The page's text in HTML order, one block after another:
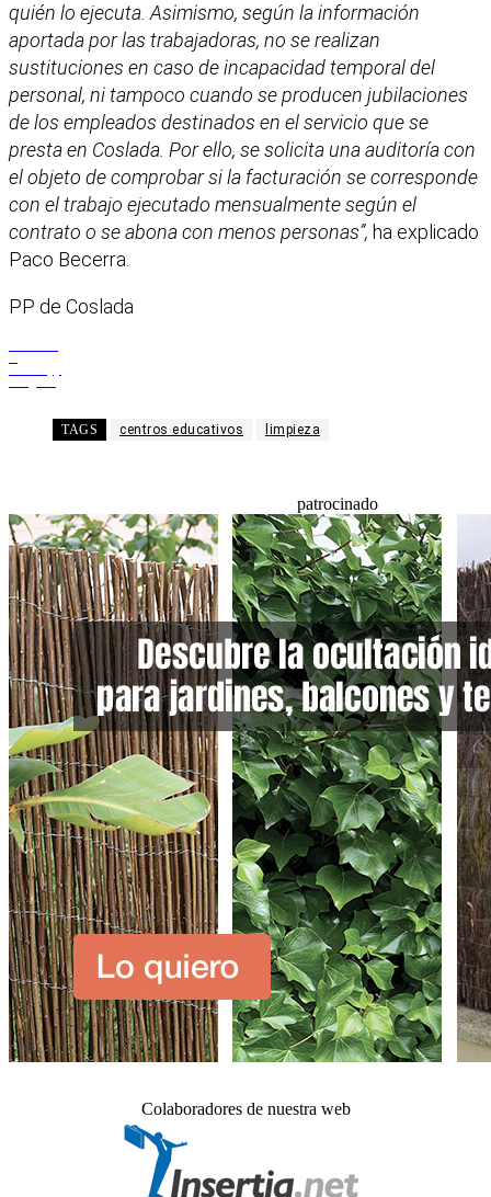
quién lo ejecuta. Asimismo, según la información
aportada por las trabajadoras, no se realizan
sustituciones en caso de incapacidad temporal del
personal, ni tampoco cuando se producen jubilaciones
de los empleados destinados en el servicio que se
presta en Coslada. Por ello, se solicita una auditoría con
el objeto de comprobar si la facturación se corresponde
con el trabajo ejecutado mensualmente según el
contrato o se abona con menos personas”, ha explicado
Paco Becerra.
PP de Coslada
TAGS centros educativos limpieza
patrocinado
Colaboradores de nuestra web